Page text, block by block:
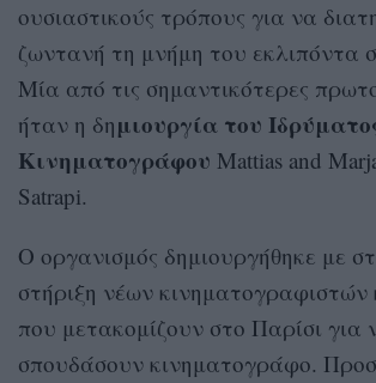
ουσιαστικούς τρόπους για να
ζωντανή τη μνήμη του εκλιπόντα
Μία από τις σημαντικότερες
ήταν η δημιουργία του
Κινηματογράφου Mattias and
Satrapi.
Ο οργανισμός δημιουργήθηκε με
στήριξη νέων κινηματογραφιστών
που μετακομίζουν στο Παρίσι για
σπουδάσουν κινηματογράφο.